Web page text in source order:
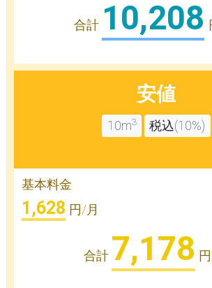
合計 10,208
安値
10m3 税込(10%)
基本料金
1,628 円/月
合計 7,178